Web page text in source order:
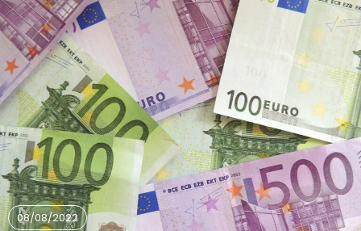
08/08/2022